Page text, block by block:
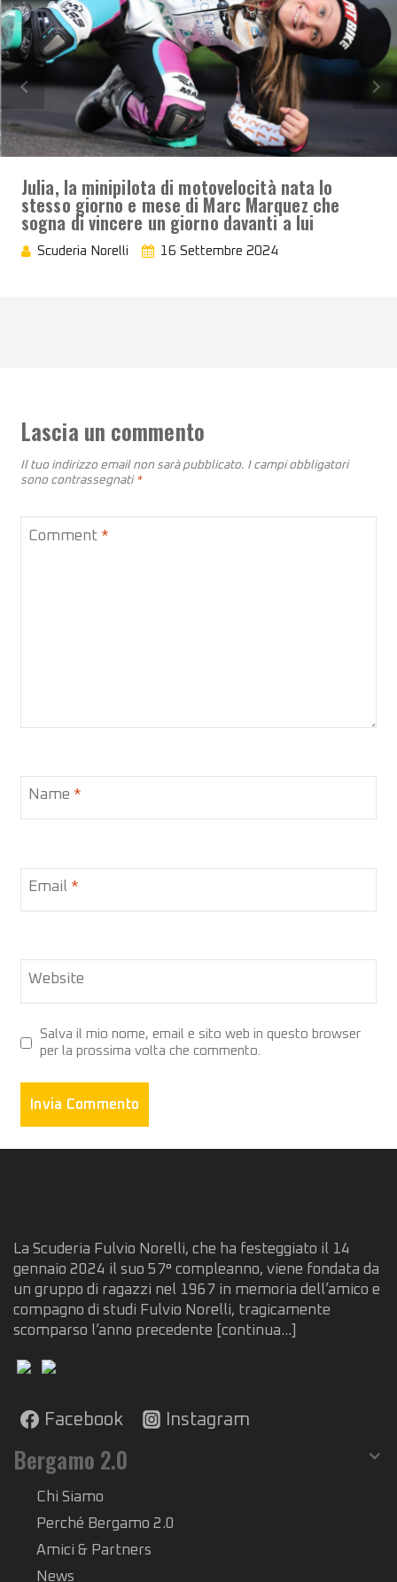
Julia, la minipilota di motovelocità nata lo
stesso giorno e mese di Marc Marquez che
sogna di vincere un giorno davanti a lui
Scuderia Norelli 16 Settembre 2024
Lascia un commento
Il tuo indirizzo email non sarà pubblicato. I campi obbligatori
sono contrassegnati *
Comment *
Name *
Email *
Website
Salva il mio nome, email e sito web in questo browser
per la prossima volta che commento.
La Scuderia Fulvio Norelli, che ha festeggiato il 14
gennaio 2024 il suo 57° compleanno, viene fondata da
un gruppo di ragazzi nel 1967 in memoria dell’amico e
compagno di studi Fulvio Norelli, tragicamente
scomparso l’anno precedente
[continua...]
Facebook Instagram
Bergamo 2.0
Chi Siamo
Perché Bergamo 2.0
Amici & Partners
News